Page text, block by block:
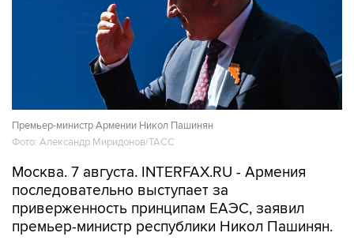
Премьер-министр Армении Никол Пашинян
Фото: Александр Миридонов/ТАСС
Москва. 7 августа. INTERFAX.RU - Армения
последовательно выступает за
приверженность принципам ЕАЭС, заявил
премьер-министр республики Никол Пашинян.